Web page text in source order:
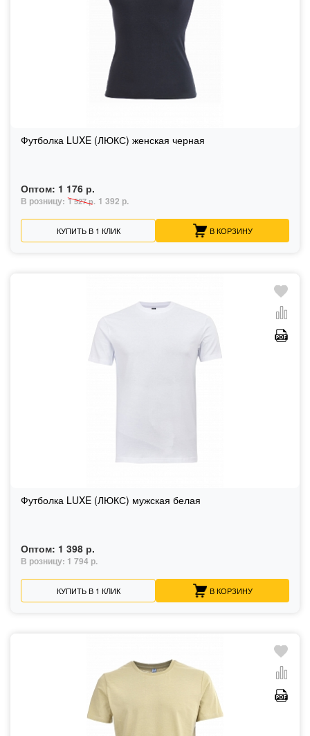
Футболка LUXE (ЛЮКС) женская черная
Оптом: 1 176 р.
В розницу: 1 527 р. 1 392 р.
КУПИТЬ В 1 КЛИК В КОРЗИНУ
Футболка LUXE (ЛЮКС) мужская белая
Оптом: 1 398 р.
В розницу: 1 794 р.
КУПИТЬ В 1 КЛИК В КОРЗИНУ